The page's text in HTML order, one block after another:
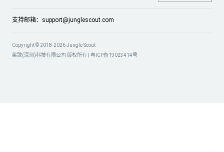
支持邮箱： support@junglescout.com
Copyright © 2018-2026 Jungle Scout
桨歌(深圳)科技有限公司 版权所有 | 粤ICP备19023414号